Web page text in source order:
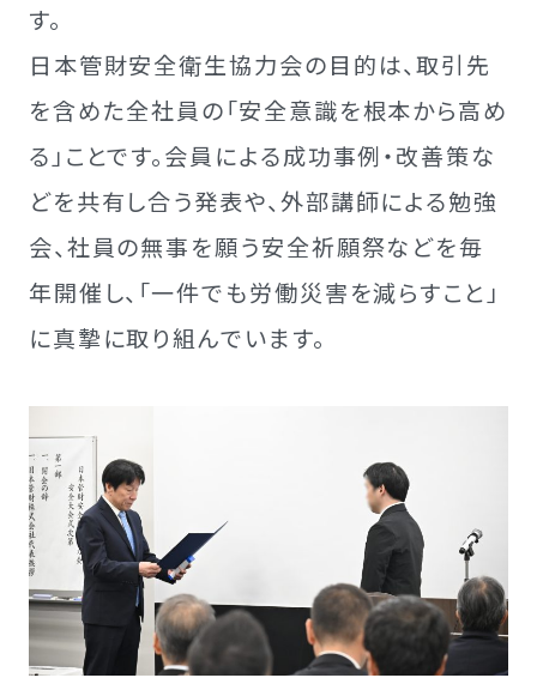
す。
日本管財安全衛生協力会の目的は、取引先
を含めた全社員の「安全意識を根本から高め
る」ことです。会員による成功事例・改善策な
どを共有し合う発表や、外部講師による勉強
会、社員の無事を願う安全祈願祭などを毎
年開催し、「一件でも労働災害を減らすこと」
に真摯に取り組んでいます。